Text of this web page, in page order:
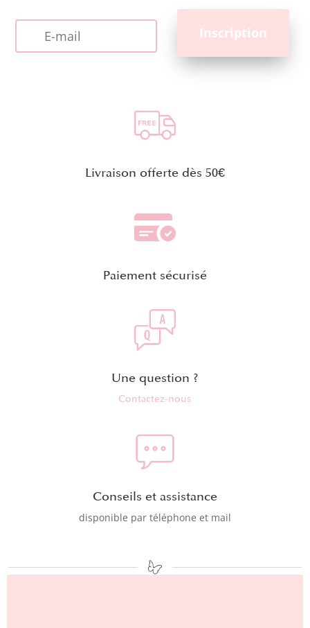
Livraison offerte dès 50€
Paiement sécurisé
Une question ?
Contactez-nous
Conseils et assistance
disponible par téléphone et mail